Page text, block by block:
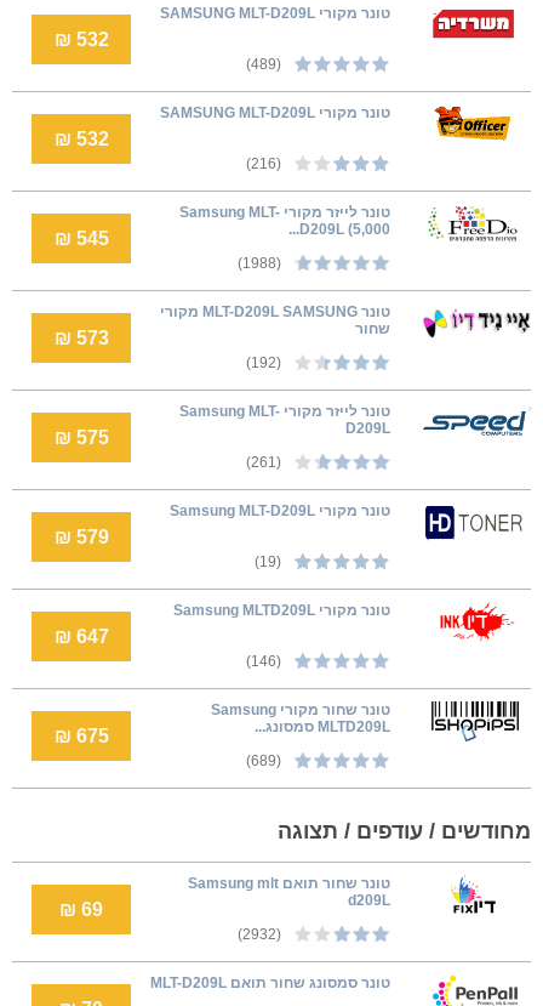
טונר מקורי SAMSUNG MLT-D209L
(489)
532 ₪
טונר מקורי SAMSUNG MLT-D209L
(216)
532 ₪
טונר לייזר מקורי Samsung MLT-
D209L (5,000...
(1988)
545 ₪
טונר MLT-D209L SAMSUNG מקורי
שחור
(192)
573 ₪
טונר לייזר מקורי Samsung MLT-
D209L
(261)
575 ₪
טונר מקורי Samsung MLT-D209L
(19)
579 ₪
טונר מקורי Samsung MLTD209L
(146)
647 ₪
‏טונר ‏שחור מקורי Samsung
MLTD209L סמסונג...
(689)
675 ₪
מחודשים / עודפים / תצוגה
טונר שחור תואם Samsung mlt
d209L
(2932)
69 ₪
טונר סמסונג שחור תואם MLT-D209L